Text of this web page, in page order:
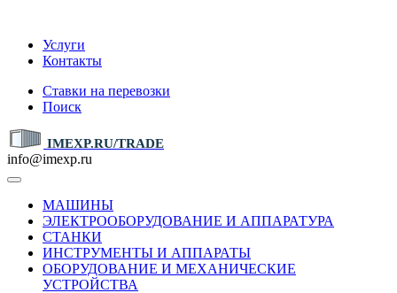
Услуги
Контакты
Ставки на перевозки
Поиск
IMEXP.RU/TRADE
info@imexp.ru
МАШИНЫ
ЭЛЕКТРООБОРУДОВАНИЕ И АППАРАТУРА
СТАНКИ
ИНСТРУМЕНТЫ И АППАРАТЫ
ОБОРУДОВАНИЕ И МЕХАНИЧЕСКИЕ
УСТРОЙСТВА